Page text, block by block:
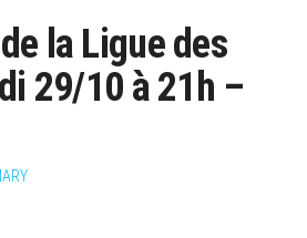
la Ligue des
29/10 à 21h –